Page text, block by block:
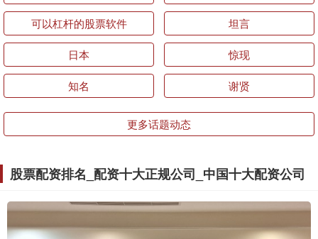
可以杠杆的股票软件 坦言
日本 惊现
知名 谢贤
更多话题动态
股票配资排名_配资十大正规公司_中国十大配资公司